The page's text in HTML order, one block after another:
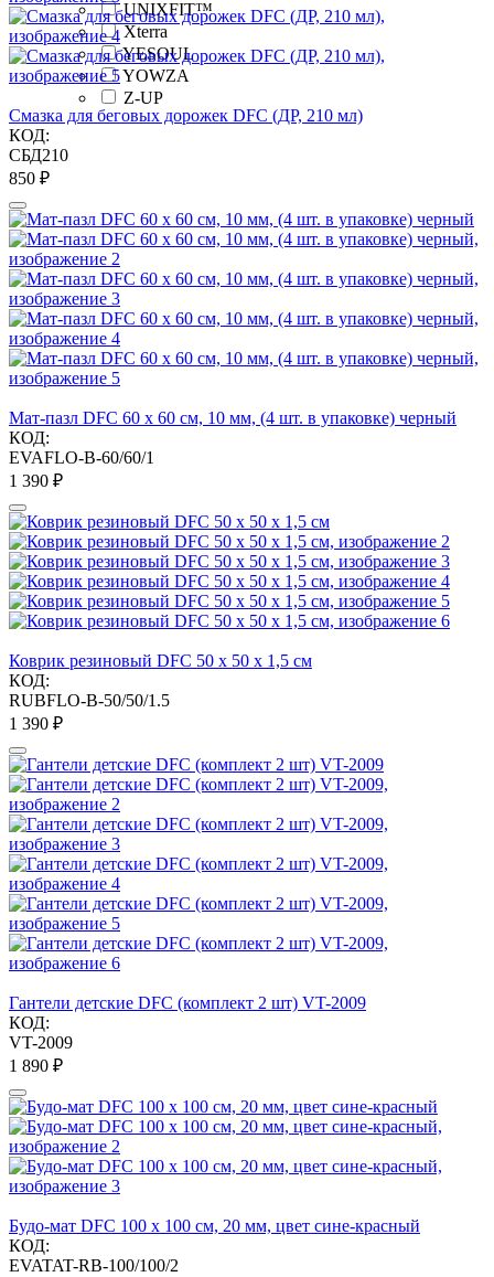
UNIXFIT™
Xterra
YESOUL
YOWZA
Z-UP
Смазка для беговых дорожек DFC (ДР, 210 мл)
КОД:
СБД210
‍850‍ ₽
Мат-пазл DFC 60 х 60 см, 10 мм, (4 шт. в упаковке) черный
КОД:
EVAFLO-B-60/60/1
1 390 ₽
Коврик резиновый DFC 50 x 50 x 1,5 см
КОД:
RUBFLO-B-50/50/1.5
1 390 ₽
Гантели детские DFC (комплект 2 шт) VT-2009
КОД:
VT-2009
1 890 ₽
Будо-мат DFC 100 x 100 см, 20 мм, цвет сине-красный
КОД:
EVATAT-RB-100/100/2